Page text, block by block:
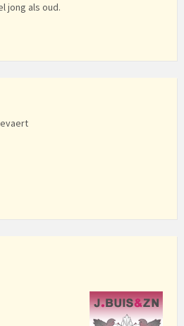
jong als oud.